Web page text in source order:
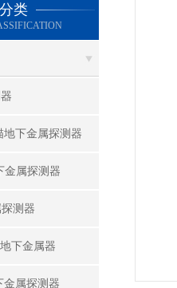
类
地下金属探测器
金属探测器
测器
下金属器
金属探测器